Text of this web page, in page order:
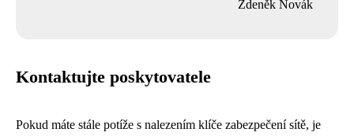
Zdeněk Novák
Kontaktujte poskytovatele
Pokud máte stále potíže s nalezením klíče zabezpečení sítě, je